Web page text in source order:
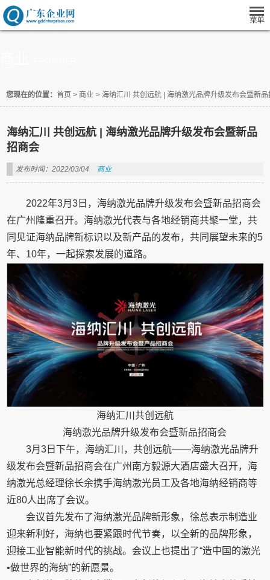
您现在的位置： 首页 > 商业 > 海纳汇川 共创远航 | 海纳激光品牌升级发布会暨新品
海纳汇川 共创远航 | 海纳激光品牌升级发布会暨新品
招商会
发布时间：2022/03/04 商业
2022年3月3日，海纳激光品牌升级发布会暨新品招商会
在广州隆重召开。海纳激光代表与各地经销商共聚一堂，共
同见证海纳品牌新标识以及新产品的发布，共同展望未来的5
年、10年，一起探索发展的道路。
海纳汇川共创远航
海纳激光品牌升级发布会暨新品招商会
3月3日下午，海纳汇川，共创远航——海纳激光品牌升
级发布会暨新品招商会在广州南方毅源大酒店盛大召开，海
纳激光总经理徐长余携手海纳激光员工及各地海纳经销商等
近80人出席了会议。
会议首先发布了海纳激光品牌新形象，徐总表示制造业
迎来新利好，海纳也要紧跟时代节奏，以全新的品牌形象，
迎接工业智能新时代的挑战。会议上也提出了“造中国的激光
•做世界的海纳”的新愿景。